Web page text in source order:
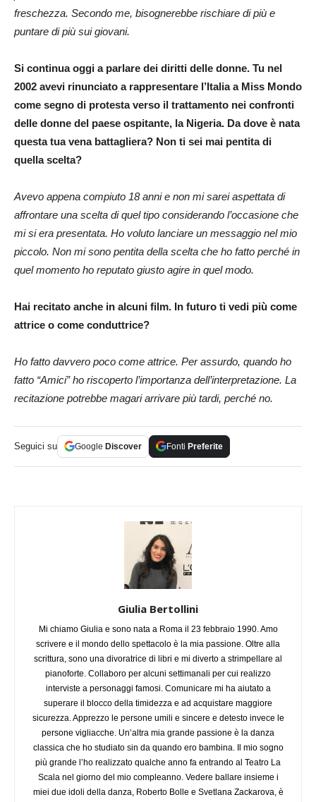
freschezza. Secondo me, bisognerebbe rischiare di più e
puntare di più sui giovani.
Si continua oggi a parlare dei diritti delle donne. Tu nel
2002 avevi rinunciato a rappresentare l’Italia a Miss Mondo
come segno di protesta verso il trattamento nei confronti
delle donne del paese ospitante, la Nigeria. Da dove è nata
questa tua vena battagliera? Non ti sei mai pentita di
quella scelta?
Avevo appena compiuto 18 anni e non mi sarei aspettata di
affrontare una scelta di quel tipo considerando l’occasione che
mi si era presentata. Ho voluto lanciare un messaggio nel mio
piccolo. Non mi sono pentita della scelta che ho fatto perché in
quel momento ho reputato giusto agire in quel modo.
Hai recitato anche in alcuni film. In futuro ti vedi più come
attrice o come conduttrice?
Ho fatto davvero poco come attrice. Per assurdo, quando ho
fatto “Amici” ho riscoperto l’importanza dell’interpretazione. La
recitazione potrebbe magari arrivare più tardi, perché no.
Seguici su Google Discover Fonti Preferite
Giulia Bertollini
Mi chiamo Giulia e sono nata a Roma il 23 febbraio 1990. Amo
scrivere e il mondo dello spettacolo è la mia passione. Oltre alla
scrittura, sono una divoratrice di libri e mi diverto a strimpellare al
pianoforte. Collaboro per alcuni settimanali per cui realizzo
interviste a personaggi famosi. Comunicare mi ha aiutato a
superare il blocco della timidezza e ad acquistare maggiore
sicurezza. Apprezzo le persone umili e sincere e detesto invece le
persone vigliacche. Un’altra mia grande passione è la danza
classica che ho studiato sin da quando ero bambina. Il mio sogno
più grande l’ho realizzato qualche anno fa entrando al Teatro La
Scala nel giorno del mio compleanno. Vedere ballare insieme i
miei due idoli della danza, Roberto Bolle e Svetlana Zackarova, è